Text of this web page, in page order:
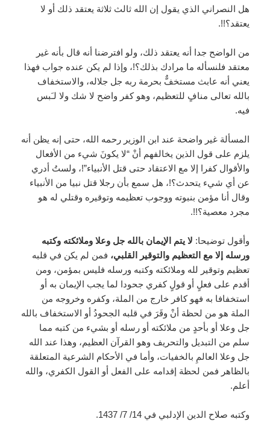
هل النصراني الذي يقول إن الله ثالث ثلاثة يعتقد ذلك أو لا
يعتقد؟!!.
من الواضح جدا أنه يعتقد ذلك، ولو افترضنا أنه قال بأنه غير
معتقد فلنسأله ما مرادك بذلك؟!، وإذا لم يكن عنده جواب فهذا
يعني أنه عابث مستخفٌّ بحرمة ربه جل جلاله، والاستخفاف
بالله تعالى منافٍ للتعظيم، وهو كفر واضح لا شك ولا لـَبس
فيه.
المسألة غير واضحة عند ابن الوزير رحمه الله، حتى إنه يظن أنه
يلزم على قول الذين يخالفهم أنْ “لا يكونَ شيء من الأفعال
والأقوال كفرا إلا مع الاعتقاد حتى قتل الأنبياء”!، ولستُ أدري
عن أي شيء يتحدث؟!، هل سمع بأن رجلا قتل نبيا من الأنبياء
وقال أنا مؤمن بنبوته ووجوب تعظيمه وتوقيره وقتلي له هو
مجرد معصية؟!!.
وأقول توضيحا: لا يتم الإيمان بالله جل وعلا وملائكته وكتبه
ورسله إلا مع التعظيم والتوقير القلبي، فمن لم يكن في قلبه
تعظيم وتوقير لله وملائكته وكتبه ورسله فليس بمؤمن، ومن
أقدم على فعلٍ أو قولٍ كفري جحودا لما يجب الإيمان به أو
استخفافا به فهو كافر خارج من الملة، وكفره وخروجه من
الملة هو من لحظة أنْ وقَرَ في قلبه الجحودُ أو الاستخفاف بالله
جل وعلا أو بأحدٍ من ملائكته أو رسله أو بشيء من كتبه مما
سلم من التبديل والتحريف وهو القرآن العظيم، وهذا عند الله
جل وعلا العالمِ بالخفيات، وأما في الأحكام الشرعية المتعلقة
بالظاهر فمن لحظة إقدامه على الفعل أو القول الكفري، والله
أعلم.
وكتبه صلاح الدين الإدلبي في 14/ 7/ 1437.